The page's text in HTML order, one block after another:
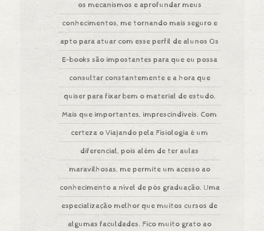
os mecanismos e aprofundar meus
conhecimentos, me tornando mais seguro e
apto para atuar com esse perfil de alunos Os
E-books são impostantes para que eu possa
consultar constantemente e a hora que
quiser para fixar bem o material de estudo.
Mais que importantes, imprescindíveis. Com
certeza o Viajando pela Fisiologia é um
diferencial, pois além de ter aulas
maravilhosas, me permite um acesso ao
conhecimento a nível de pós graduação. Uma
especialização melhor que muitos cursos de
algumas faculdades. Fico muito grato ao